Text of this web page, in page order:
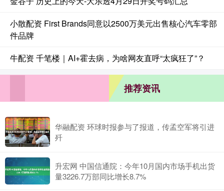
小散配资 First Brands同意以2500万美元出售核心汽车零部
件品牌
牛配资 千笔楼｜AI+霍去病，为啥网友直呼“太疯狂了”？
推荐资讯
华融配资 环球时报参与了报道，传孟空军将引进
歼
升宏网 中国信通院：今年10月国内市场手机出货
量3226.7万部同比增长8.7%